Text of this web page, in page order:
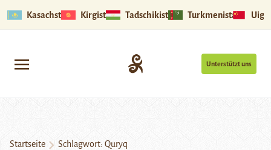
Kasachstan Kirgistan Tadschikistan Turkmenistan
Unterstützt uns
Startseite Schlagwort: Quryq